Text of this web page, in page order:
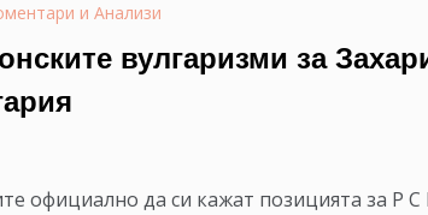
и Анализи
вулгаризми за
официално да си кажат позицията за Р